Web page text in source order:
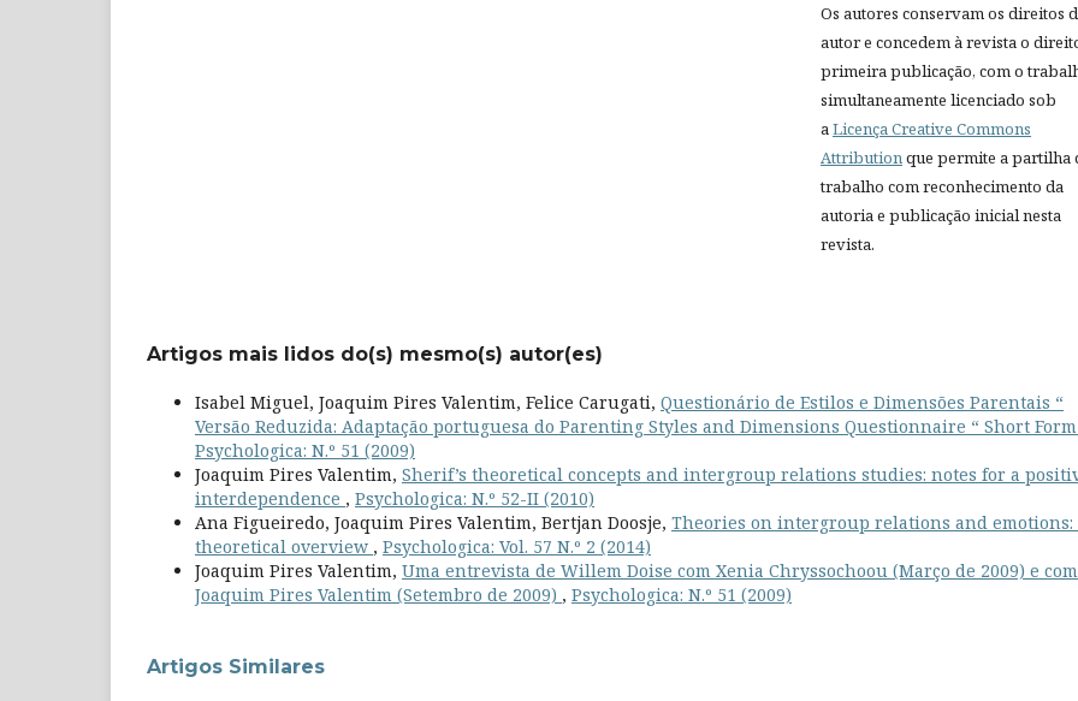
Os autores conservam os direitos
autor e concedem à revista o
primeira publicação, com o
simultaneamente licenciado sob
aLicença Creative Commons
Attributionque permite a partilha
trabalho com reconhecimento da
autoria e publicação inicial nesta
revista.
Artigos mais lidos do(s) mesmo(s) autor(es)
Isabel Miguel, Joaquim Pires Valentim, Felice Carugati, Questionário de Estilos e Dimensões Parentais “
Versão Reduzida: Adaptação portuguesa do Parenting Styles and Dimensions Questionnaire “ Short Form
Psychologica: N.º 51 (2009)
Joaquim Pires Valentim, Sherif’s theoretical concepts and intergroup relations studies: notes for a
interdependence , Psychologica: N.º 52-II (2010)
Ana Figueiredo, Joaquim Pires Valentim, Bertjan Doosje, Theories on intergroup relations and emotions:
theoretical overview , Psychologica: Vol. 57 N.º 2 (2014)
Joaquim Pires Valentim, Uma entrevista de Willem Doise com Xenia Chryssochoou (Março de 2009) e com
Joaquim Pires Valentim (Setembro de 2009) , Psychologica: N.º 51 (2009)
Artigos Similares